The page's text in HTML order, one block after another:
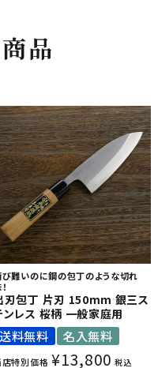
品
難いのに鋼の包丁のような切れ
刃包丁 片刃 150mm 銀三ス
ンレス 桜柄 一般家庭用
送料無料 名入無料
店特別価格 ¥13,800 税込